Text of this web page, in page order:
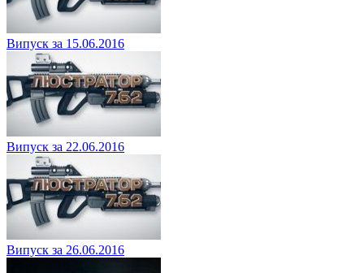
Випуск за 15.06.2016
Випуск за 22.06.2016
Випуск за 26.06.2016